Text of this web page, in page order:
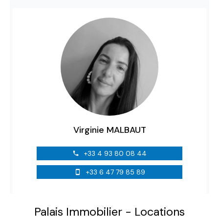
Virginie MALBAUT
+33 4 93 80 08 44
+33 6 47 79 85 89
Palais Immobilier - Locations